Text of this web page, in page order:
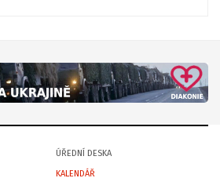
ÚŘEDNÍ DESKA
KALENDÁŘ